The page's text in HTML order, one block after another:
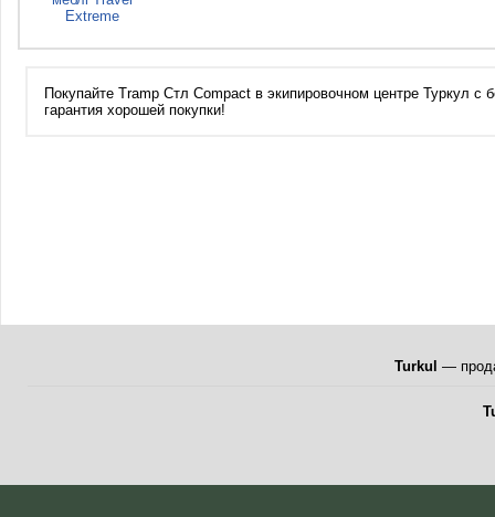
Extreme
Покупайте Tramp Стл Compact в экипировочном центре Туркул
гарантия хорошей покупки!
Turkul —